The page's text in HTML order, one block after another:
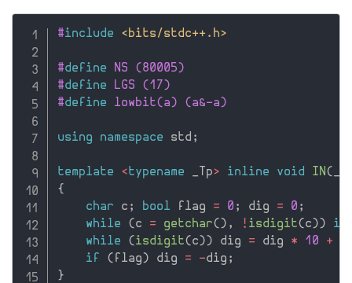
#include <bits/stdc++.h>
#define NS (80005)
#define LGS (17)
#define lowbit(a) (a&-a)
using namespace std ;
template <typename _Tp> inline void IN(
{
char c ; bool flag = 0 ; dig = 0 ;
while
(c = getchar() , ! isdigit(c))
if
while
(isdigit(c)) dig = dig * 10 +
if
( flag) dig = -dig ;
}